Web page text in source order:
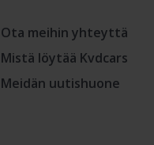
Ota meihin yhteyttä
Mistä löytää Kvdcars
Meidän uutishuone